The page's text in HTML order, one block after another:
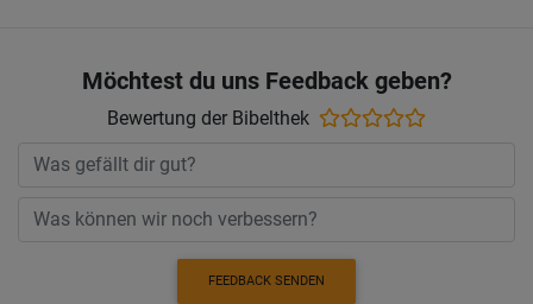
Möchtest du uns Feedback geben?
Bewertung der Bibelthek
FEEDBACK SENDEN